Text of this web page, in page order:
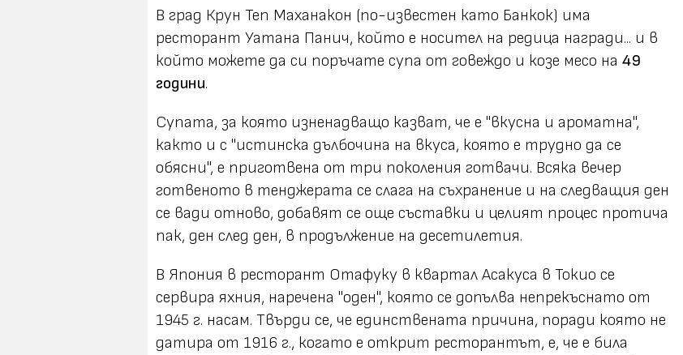
В град Крун Теп Маханакон (по-известен като Банкок) има
ресторант Уатана Панич, който е носител на редица награди... и в
който можете да си поръчате супа от говеждо и козе месо на 49
години.
Супата, за която изненадващо казват, че е "вкусна и ароматна",
както и с "истинска дълбочина на вкуса, която е трудно да се
обясни", е приготвена от три поколения готвачи. Всяка вечер
готвеното в тенджерата се слага на съхранение и на следващия ден
се вади отново, добавят се още съставки и целият процес протича
пак, ден след ден, в продължение на десетилетия.
В Япония в ресторант Отафуку в квартал Асакуса в Токио се
сервира яхния, наречена "оден", която се допълва непрекъснато от
1945 г. насам. Твърди се, че единствената причина, поради която не
датира от 1916 г., когато е открит ресторантът, е, че е била